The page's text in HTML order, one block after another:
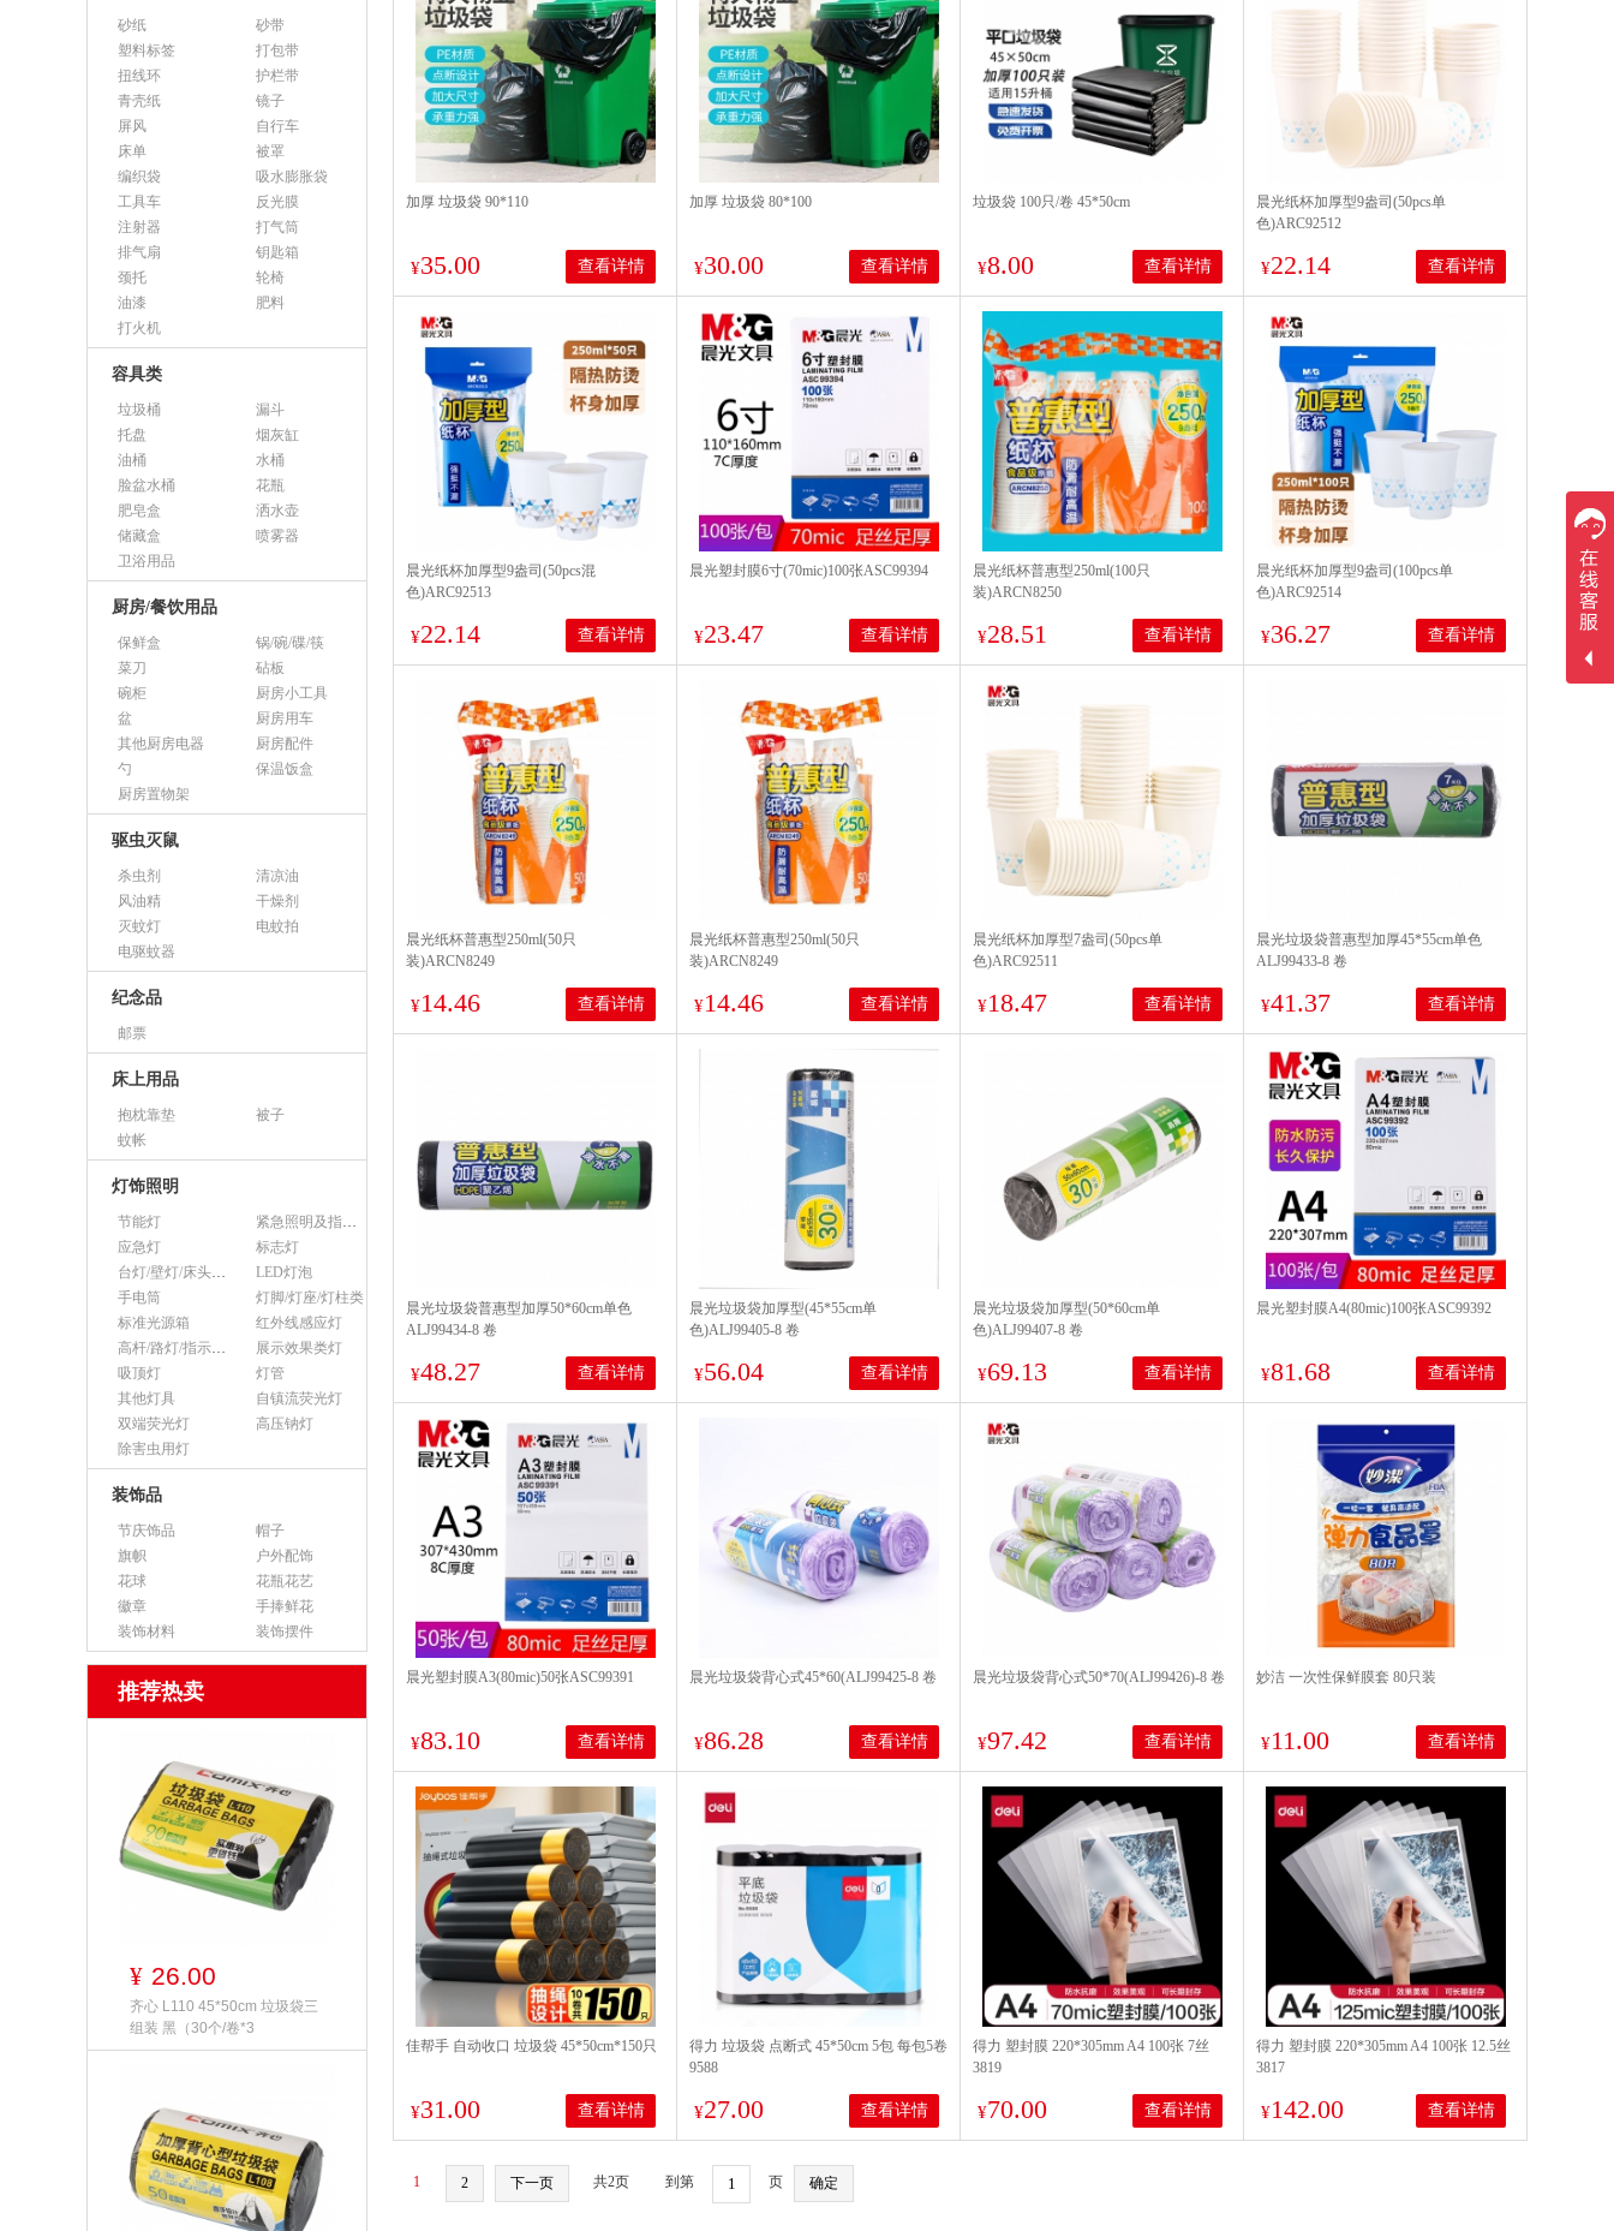
砂纸
砂带
塑料标签
打包带
扭线环
护栏带
青壳纸
镜子
屏风
自行车
床单
被罩
编织袋
吸水膨胀袋
工具车
反光膜
注射器
打气筒
排气扇
钥匙箱
颈托
轮椅
油漆
肥料
打火机
容具类
垃圾桶
漏斗
托盘
烟灰缸
油桶
水桶
脸盆水桶
花瓶
肥皂盒
洒水壶
储藏盒
喷雾器
卫浴用品
厨房/餐饮用品
保鲜盒
锅/碗/碟/筷
菜刀
砧板
碗柜
厨房小工具
盆
厨房用车
其他厨房电器
厨房配件
勺
保温饭盒
厨房置物架
驱虫灭鼠
杀虫剂
清凉油
风油精
干燥剂
灭蚊灯
电蚊拍
电驱蚊器
纪念品
邮票
床上用品
抱枕靠垫
被子
蚊帐
灯饰照明
节能灯
紧急照明及指示灯
应急灯
标志灯
台灯/壁灯/床头灯/落地灯
LED灯泡
手电筒
灯脚/灯座/灯柱类
标准光源箱
红外线感应灯
高杆/路灯/指示灯类
展示效果类灯
吸顶灯
灯管
其他灯具
自镇流荧光灯
双端荧光灯
高压钠灯
除害虫用灯
装饰品
节庆饰品
帽子
旗帜
户外配饰
花球
花瓶花艺
徽章
手捧鲜花
装饰材料
装饰摆件
推荐热卖
¥ 26.00
齐心 L110 45*50cm 垃圾袋三
组装 黑（30个/卷*3
加厚 垃圾袋 90*110
¥35.00 查看详情
加厚 垃圾袋 80*100
¥30.00 查看详情
垃圾袋 100只/卷 45*50cm
¥8.00 查看详情
晨光纸杯加厚型9盎司(50pcs单
色)ARC92512
¥22.14 查看详情
晨光纸杯加厚型9盎司(50pcs混
色)ARC92513
¥22.14 查看详情
晨光塑封膜6寸(70mic)100张ASC99394
¥23.47 查看详情
晨光纸杯普惠型250ml(100只
装)ARCN8250
¥28.51 查看详情
晨光纸杯加厚型9盎司(100pcs单
色)ARC92514
¥36.27 查看详情
晨光纸杯普惠型250ml(50只
装)ARCN8249
¥14.46 查看详情
晨光纸杯普惠型250ml(50只
装)ARCN8249
¥14.46 查看详情
晨光纸杯加厚型7盎司(50pcs单
色)ARC92511
¥18.47 查看详情
晨光垃圾袋普惠型加厚45*55cm单色
ALJ99433-8 卷
¥41.37 查看详情
晨光垃圾袋普惠型加厚50*60cm单色
ALJ99434-8 卷
¥48.27 查看详情
晨光垃圾袋加厚型(45*55cm单
色)ALJ99405-8 卷
¥56.04 查看详情
晨光垃圾袋加厚型(50*60cm单
色)ALJ99407-8 卷
¥69.13 查看详情
晨光塑封膜A4(80mic)100张ASC99392
¥81.68 查看详情
晨光塑封膜A3(80mic)50张ASC99391
¥83.10 查看详情
晨光垃圾袋背心式45*60(ALJ99425-8 卷
¥86.28 查看详情
晨光垃圾袋背心式50*70(ALJ99426)-8 卷
¥97.42 查看详情
妙洁 一次性保鲜膜套 80只装
¥11.00 查看详情
佳帮手 自动收口 垃圾袋 45*50cm*150只
¥31.00 查看详情
得力 垃圾袋 点断式 45*50cm 5包 每包5卷
9588
¥27.00 查看详情
得力 塑封膜 220*305mm A4 100张 7丝
3819
¥70.00 查看详情
得力 塑封膜 220*305mm A4 100张 12.5丝
3817
¥142.00 查看详情
1 2 下一页 共2页 到第 页 确定